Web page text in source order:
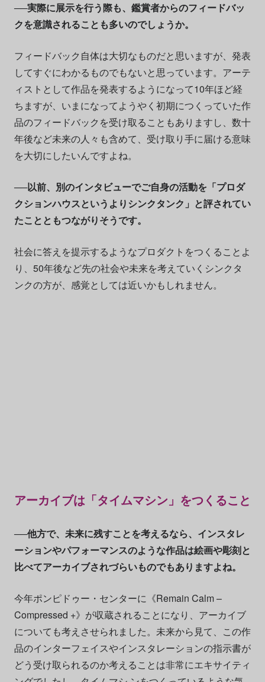
──実際に展示を行う際も、鑑賞者からのフィードバッ
クを意識されることも多いのでしょうか。
フィードバック自体は大切なものだと思いますが、発表
してすぐにわかるものでもないと思っています。アーテ
ィストとして作品を発表するようになって10年ほど経
ちますが、いまになってようやく初期につくっていた作
品のフィードバックを受け取ることもありますし、数十
年後など未来の人々も含めて、受け取り手に届ける意味
を大切にしたいんですよね。
──以前、別のインタビューでご自身の活動を「プロダ
クションハウスというよりシンクタンク」と評されてい
たことともつながりそうです。
社会に答えを提示するようなプロダクトをつくることよ
り、50年後など先の社会や未来を考えていくシンクタ
ンクの方が、感覚としては近いかもしれません。
アーカイブは「タイムマシン」をつくること
──他方で、未来に残すことを考えるなら、インスタレ
ーションやパフォーマンスのような作品は絵画や彫刻と
比べてアーカイブされづらいものでもありますよね。
今年ポンピドゥー・センターに《Remain Calm –
Compressed +》が収蔵されることになり、アーカイブ
についても考えさせられました。未来から見て、この作
品のインターフェイスやインスタレーションの指示書が
どう受け取られるのか考えることは非常にエキサイティ